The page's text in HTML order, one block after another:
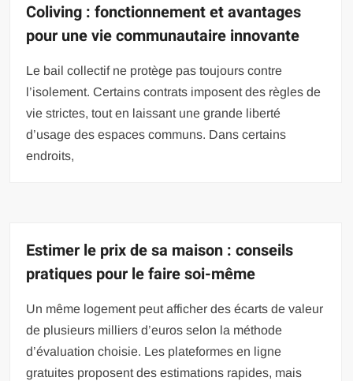
Coliving : fonctionnement et avantages
pour une vie communautaire innovante
Le bail collectif ne protège pas toujours contre
l’isolement. Certains contrats imposent des règles de
vie strictes, tout en laissant une grande liberté
d’usage des espaces communs. Dans certains
endroits,
Estimer le prix de sa maison : conseils
pratiques pour le faire soi-même
Un même logement peut afficher des écarts de valeur
de plusieurs milliers d’euros selon la méthode
d’évaluation choisie. Les plateformes en ligne
gratuites proposent des estimations rapides, mais